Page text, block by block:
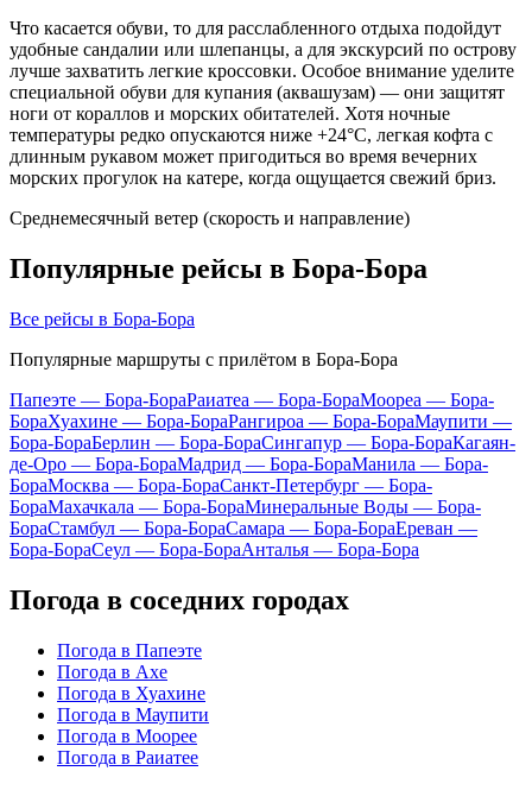
Что касается обуви, то для расслабленного отдыха подойдут
удобные сандалии или шлепанцы, а для экскурсий по острову
лучше захватить легкие кроссовки. Особое внимание уделите
специальной обуви для купания (аквашузам) — они защитят
ноги от кораллов и морских обитателей. Хотя ночные
температуры редко опускаются ниже +24°C, легкая кофта с
длинным рукавом может пригодиться во время вечерних
морских прогулок на катере, когда ощущается свежий бриз.
Среднемесячный ветер (скорость и направление)
Популярные рейсы в Бора-Бора
Все рейсы в Бора-Бора
Популярные маршруты с прилётом в Бора-Бора
Папеэте — Бора-БораРаиатеа — Бора-БораМоореа — Бора-
БораХуахине — Бора-БораРангироа — Бора-БораМаупити —
Бора-БораБерлин — Бора-БораСингапур — Бора-БораКагаян-
де-Оро — Бора-БораМадрид — Бора-БораМанила — Бора-
БораМосква — Бора-БораСанкт-Петербург — Бора-
БораМахачкала — Бора-БораМинеральные Воды — Бора-
БораСтамбул — Бора-БораСамара — Бора-БораЕреван —
Бора-БораСеул — Бора-БораАнталья — Бора-Бора
Погода в соседних городах
Погода в Папеэте
Погода в Ахе
Погода в Хуахине
Погода в Маупити
Погода в Моорее
Погода в Раиатее